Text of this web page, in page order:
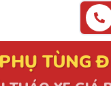
PHỤ TÙNG